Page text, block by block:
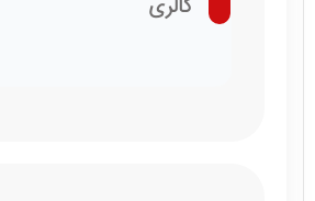
گالری